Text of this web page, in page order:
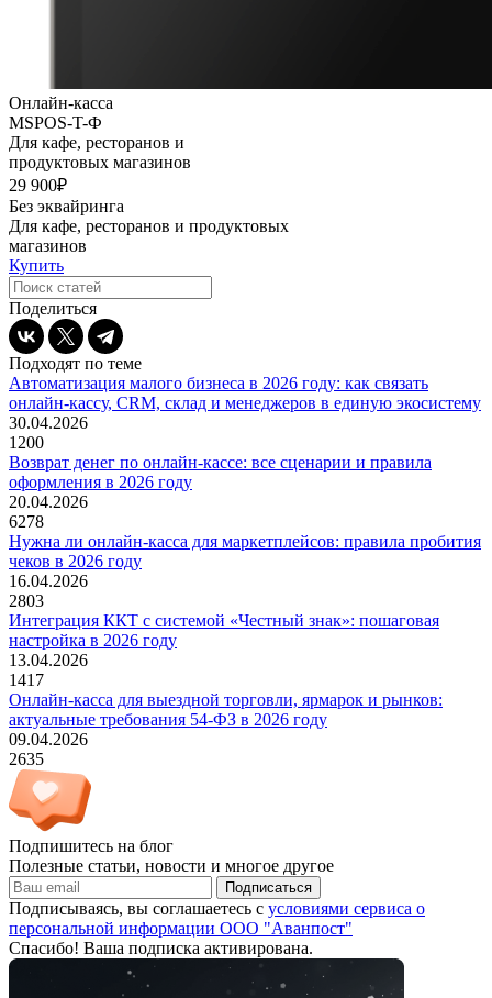
Онлайн-касса
MSPOS-T-Ф
Для кафе, ресторанов и
продуктовых магазинов
29 900₽
Без эквайринга
Для кафе, ресторанов и продуктовых
магазинов
Купить
Поделиться
Подходят по теме
Автоматизация малого бизнеса в 2026 году: как связать
онлайн-кассу, CRM, склад и менеджеров в единую экосистему
30.04.2026
1200
Возврат денег по онлайн-кассе: все сценарии и правила
оформления в 2026 году
20.04.2026
6278
Нужна ли онлайн-касса для маркетплейсов: правила пробития
чеков в 2026 году
16.04.2026
2803
Интеграция ККТ с системой «Честный знак»: пошаговая
настройка в 2026 году
13.04.2026
1417
Онлайн-касса для выездной торговли, ярмарок и рынков:
актуальные требования 54-ФЗ в 2026 году
09.04.2026
2635
Подпишитесь на блог
Полезные статьи, новости и многое другое
Подписаться
Подписываясь, вы соглашаетесь с условиями сервиса о
персональной информации ООО "Аванпост"
Спасибо! Ваша подписка активирована.